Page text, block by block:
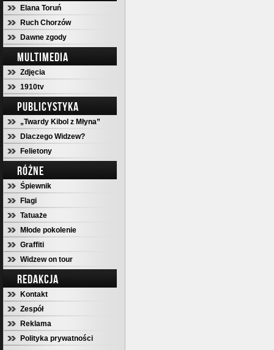
Elana Toruń
Ruch Chorzów
Dawne zgody
MULTIMEDIA
Zdjęcia
1910tv
PUBLICYSTYKA
„Twardy Kibol z Młyna”
Dlaczego Widzew?
Felietony
RÓŻNE
Śpiewnik
Flagi
Tatuaże
Młode pokolenie
Graffiti
Widzew on tour
REDAKCJA
Kontakt
Zespół
Reklama
Polityka prywatności